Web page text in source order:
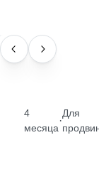
ПРОФЕССИЯ
4
месяца
·
Для